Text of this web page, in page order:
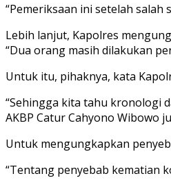
“Pemeriksaan ini setelah salah
Lebih lanjut, Kapolres
“Dua orang masih dilakukan
Untuk itu, pihaknya, kata
“Sehingga kita tahu kronologi
AKBP Catur Cahyono Wibowo
Untuk mengungkapkan
“Tentang penyebab kematian